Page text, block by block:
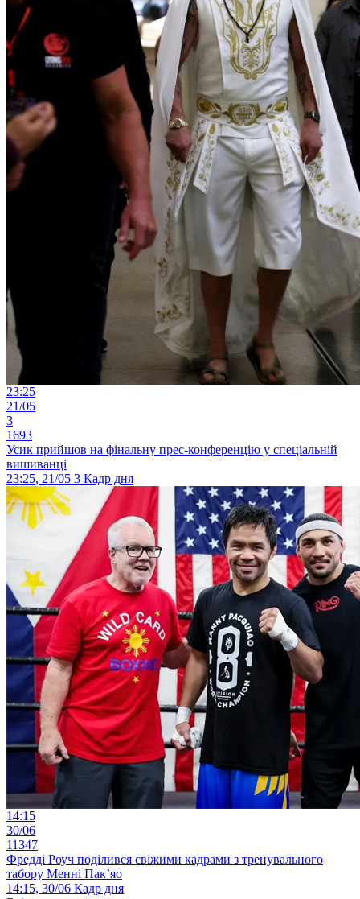
23:25
21/05
3
1693
Усик прийшов на фінальну прес-конференцію у спеціальній
вишиванці
23:25, 21/05 3 Кадр дня
14:15
30/06
11347
Фредді Роуч поділився свіжими кадрами з тренувального
табору Менні Пак’яо
14:15, 30/06 Кадр дня